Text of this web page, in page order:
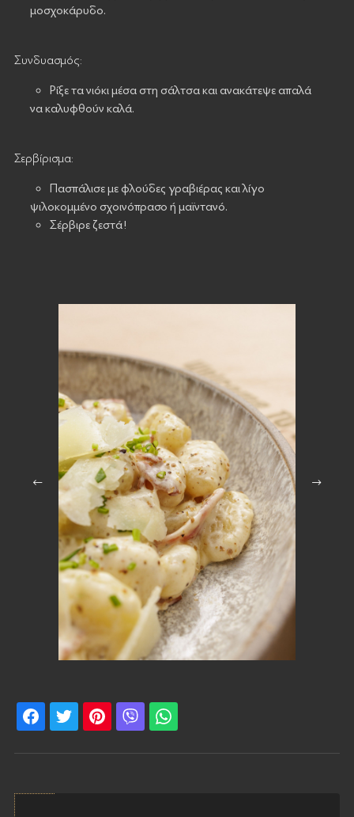
μοσχοκάρυδο.
Συνδυασμός:
Ρίξε τα νιόκι μέσα στη σάλτσα και ανακάτεψε απαλά
να καλυφθούν καλά.
Σερβίρισμα:
Πασπάλισε με φλούδες γραβιέρας και λίγο
ψιλοκομμένο σχοινόπρασο ή μαϊντανό.
Σέρβιρε ζεστά!